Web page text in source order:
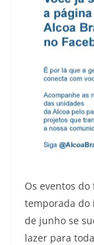
Os eventos
temporada do
de junho se
lazer para